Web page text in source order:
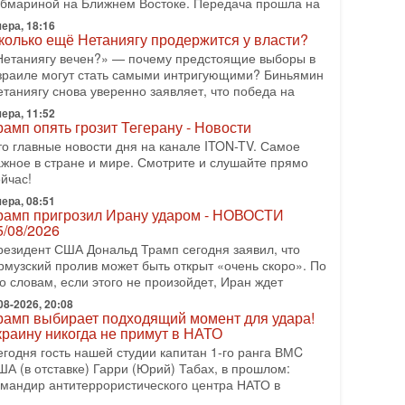
2026, 15:18
готовит покушение на Нетаниягу! Трамп не
эскалации, но КСИР готовит взрыв!
телеканала ITON-TV СЕРГЕЙ МИГДАЛЬ,
по вопросам безопасности, офицер запаса
управления полиции Израиля, автор
07-2026, 09:02
за разоружение ХАМАСа - НОВОСТИ
07/2026
президент США Дональд Трамп заявил о
исторического соглашения о полном
ХАМАСа и других вооруженных
в
07-2026, 17:59
доведет Трампа до крайних мер? Разбор и
от военного обозревателя Давида Шарпа
вокруг противостояния Ирана и США
с каждым днем. Почему Трамп в самый
момент отменил решение о нанесении
ударов
07-2026, 16:54
авиакомпании «Аркия» намерен
18:16
ещё Нетаниягу продержится у власти?
вечен?» — почему предстоящие выборы в
могут стать самыми интригующими? Биньямин
снова уверенно заявляет, что победа на
11:52
опять грозит Тегерану - Новости
главные новости дня на канале ITON-TV. Самое
в стране и мире. Смотрите и слушайте прямо
08:51
пригрозил Ирану ударом - НОВОСТИ
08/2026
США Дональд Трамп сегодня заявил, что
пролив может быть открыт «очень скоро». По
словам, если этого не произойдет, Иран ждет
2026, 20:08
выбирает подходящий момент для удара!
никогда не примут в НАТО
гость нашей студии капитан 1-го ранга ВМC
(в отставке) Гарри (Юрий) Табах, в прошлом:
антитеррористического центра НАТО в